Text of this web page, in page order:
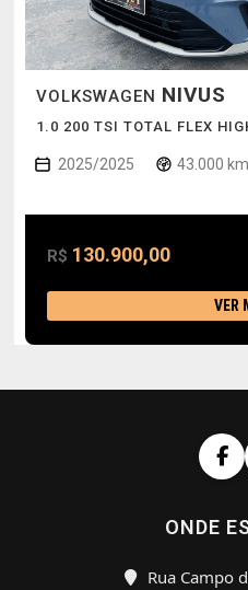
VOLKSWAGEN NIVUS
1.0 200 TSI TOTAL FLEX
2025/2025 43.000 km
R$ 130.900,00
VER
ONDE
Rua Campo